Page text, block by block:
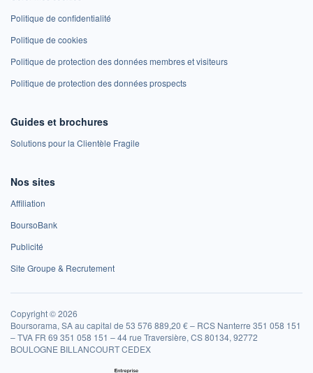
Politique de confidentialité
Politique de cookies
Politique de protection des données membres et visiteurs
Politique de protection des données prospects
Guides et brochures
Solutions pour la Clientèle Fragile
Nos sites
Affiliation
BoursoBank
Publicité
Site Groupe & Recrutement
Copyright © 2026
Boursorama, SA au capital de 53 576 889,20 € – RCS Nanterre 351 058 151
– TVA FR 69 351 058 151 – 44 rue Traversière, CS 80134, 92772
BOULOGNE BILLANCOURT CEDEX